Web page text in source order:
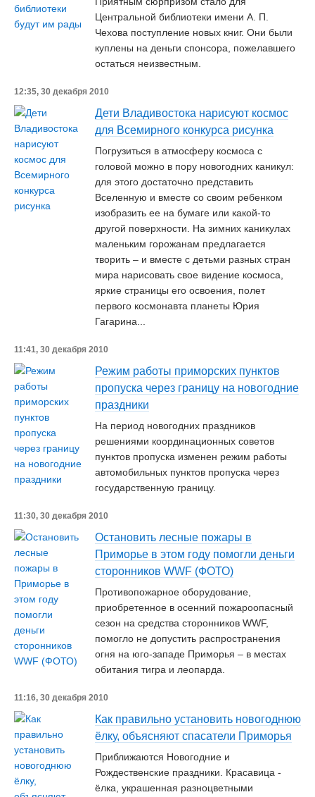
Центральной библиотеки имени А. П.
Чехова поступление новых книг. Они были
куплены на деньги спонсора, пожелавшего
остаться неизвестным.
12:35, 30 декабря 2010
Дети Владивостока нарисуют космос
для Всемирного конкурса рисунка
Погрузиться в атмосферу космоса с
головой можно в пору новогодних каникул:
для этого достаточно представить
Вселенную и вместе со своим ребенком
изобразить ее на бумаге или какой-то
другой поверхности. На зимних каникулах
маленьким горожанам предлагается
творить – и вместе с детьми разных стран
мира нарисовать свое видение космоса,
яркие страницы его освоения, полет
первого космонавта планеты Юрия
Гагарина...
11:41, 30 декабря 2010
Режим работы приморских пунктов
пропуска через границу на новогодние
праздники
На период новогодних праздников
решениями координационных советов
пунктов пропуска изменен режим работы
автомобильных пунктов пропуска через
государственную границу.
11:30, 30 декабря 2010
Остановить лесные пожары в
Приморье в этом году помогли деньги
сторонников WWF (ФОТО)
Противопожарное оборудование,
приобретенное в осенний пожароопасный
сезон на средства сторонников WWF,
помогло не допустить распространения
огня на юго-западе Приморья – в местах
обитания тигра и леопарда.
11:16, 30 декабря 2010
Как правильно установить новогоднюю
ёлку, объясняют спасатели Приморья
Приближаются Новогодние и
Рождественские праздники. Красавица -
ёлка, украшенная разноцветными